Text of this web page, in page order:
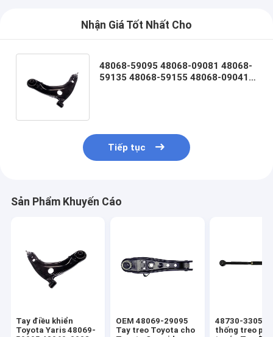
Nhận Giá Tốt Nhất Cho
48068-59095 48068-09081 48068-
59135 48068-59155 48068-09041
Tiếp tục
Sản Phẩm Khuyến Cáo
Tay điều khiển
Toyota Yaris 48069-
OEM 48069-29095
Tay treo Toyota cho
48730-33050
thống treo